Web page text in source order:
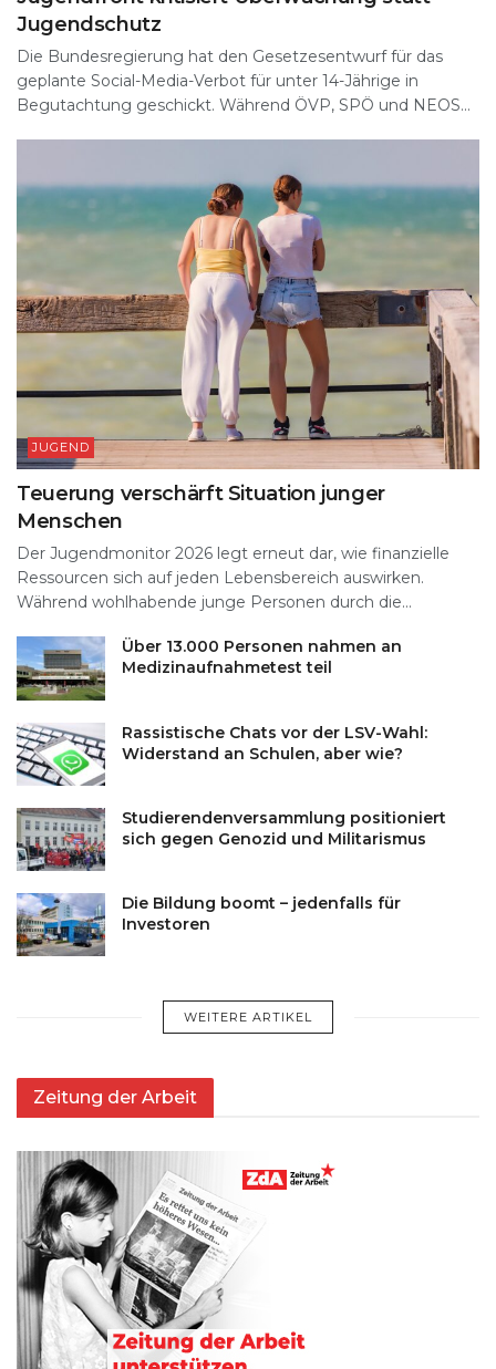
Jugendschutz
Die Bundesregierung hat den Gesetzesentwurf für das
geplante Social-Media-Verbot für unter 14-Jährige in
Begutachtung geschickt. Während ÖVP, SPÖ und NEOS...
JUGEND
Teuerung verschärft Situation junger
Menschen
Der Jugendmonitor 2026 legt erneut dar, wie finanzielle
Ressourcen sich auf jeden Lebensbereich auswirken.
Während wohlhabende junge Personen durch die...
Über 13.000 Personen nahmen an
Medizinaufnahmetest teil
Rassistische Chats vor der LSV-Wahl:
Widerstand an Schulen, aber wie?
Studierendenversammlung positioniert
sich gegen Genozid und Militarismus
Die Bildung boomt – jedenfalls für
Investoren
WEITERE ARTIKEL
Zeitung der Arbeit